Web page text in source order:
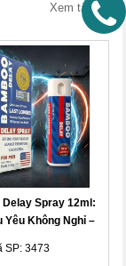
Xem tất cả
Spray 12ml:
Yêu Không Nghỉ –
SP: 3473